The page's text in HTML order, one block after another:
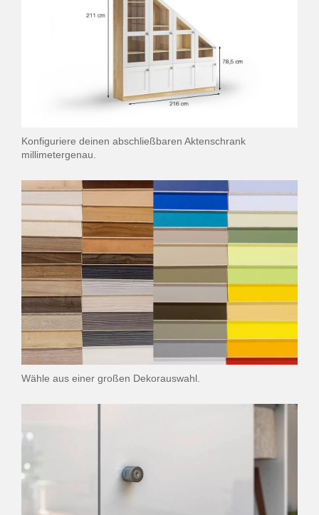
Konfiguriere deinen abschließbaren Aktenschrank
millimetergenau.
Wähle aus einer großen Dekorauswahl.